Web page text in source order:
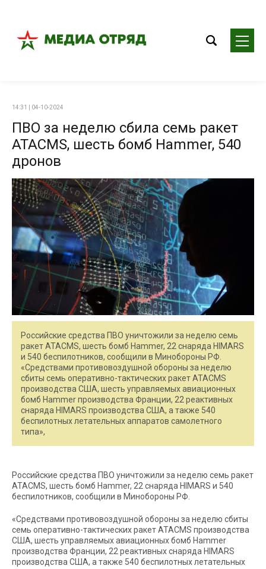
14:31 | 04-10-2024
ПВО за неделю сбила семь ракет
ATACMS, шесть бомб Hammer, 540
дронов
Российские средства ПВО уничтожили за неделю семь
ракет ATACMS, шесть бомб Hammer, 22 снаряда HIMARS
и 540 беспилотников, сообщили в Минобороны РФ.
«Средствами противовоздушной обороны за неделю
сбиты семь оперативно-тактических ракет ATACMS
производства США, шесть управляемых авиационных
бомб Hammer производства Франции, 22 реактивных
снаряда HIMARS производства США, а также 540
беспилотных летательных аппаратов самолетного
типа»,
Российские средства ПВО уничтожили за неделю семь ракет
ATACMS, шесть бомб Hammer, 22 снаряда HIMARS и 540
беспилотников, сообщили в Минобороны РФ.
«Средствами противовоздушной обороны за неделю сбиты
семь оперативно-тактических ракет ATACMS производства
США, шесть управляемых авиационных бомб Hammer
производства Франции, 22 реактивных снаряда HIMARS
производства США, а также 540 беспилотных летательных